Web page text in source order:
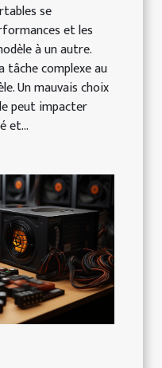
se
et les
à un autre.
tâche complexe au
Un mauvais choix
peut impacter
et...